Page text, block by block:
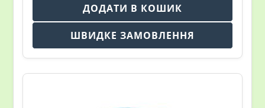
ДОДАТИ В КОШИК
ШВИДКЕ ЗАМОВЛЕННЯ